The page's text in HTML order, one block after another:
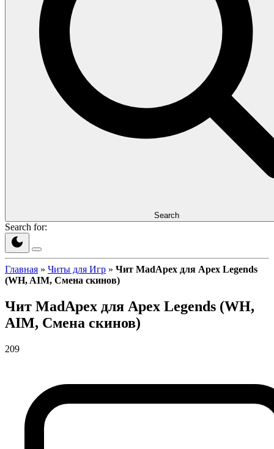
Search
Search for:
Главная » Читы для Игр » Чит MadApex для Apex Legends
(WH, AIM, Смена скинов)
Чит MadApex для Apex Legends (WH,
AIM, Смена скинов)
209